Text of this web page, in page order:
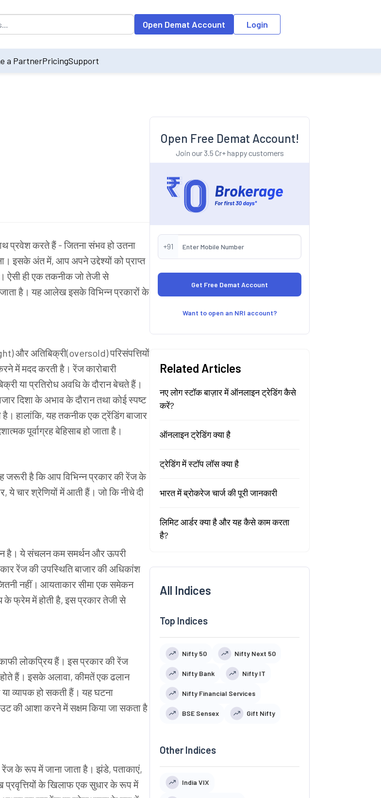
on accessing the input field. On entering data into the input field, the suggestion list will be updated as per the
Open Demat Account Login
a PartnerPricingSupport
प्रवेश करते हैं - जितना संभव हो उतना
इसके अंत में, आप अपने उद्देश्यों को प्राप्त
ऐसी ही एक तकनीक जो तेजी से
है। यह आलेख इसके विभिन्न प्रकारों के
) और अतिबिक्री(oversold) परिसंपत्तियों
में मदद करती है। रेंज कारोबारी
या प्रतिरोध अवधि के दौरान बेचते हैं।
दिशा के अभाव के दौरान तथा कोई स्पष्ट
है। हालांकि, यह तकनीक एक ट्रेंडिंग बाजार
पूर्वाग्रह बेहिसाब हो जाता है।
जरूरी है कि आप विभिन्न प्रकार की रेंज के
ये चार श्रेणियों में आती हैं। जो कि नीचे दी
है। ये संचलन कम समर्थन और ऊपरी
रेंज की उपस्थिति बाजार की अधिकांश
नहीं। आयताकार सीमा एक समेकन
फ्रेम में होती है, इस प्रकार तेजी से
लोकप्रिय हैं। इस प्रकार की रेंज
हैं। इसके अलावा, कीमतें एक ढलान
व्यापक हो सकती हैं। यह घटना
की आशा करने में सक्षम किया जा सकता है
रेंज के रूप में जाना जाता है। झंडे, पताकाएं,
प्रवृत्तियों के खिलाफ एक सुधार के रूप में
Open Free Demat Account!
Join our 3.5 Cr+ happy customers
+91
Want to open an NRI account?
Related Articles
नए लोग स्टॉक बाज़ार में ऑनलाइन ट्रेडिंग कैसे
करें?
ऑनलाइन ट्रेडिंग क्या है
ट्रेडिंग में स्टॉप लॉस क्या है
भारत में ब्रोकरेज चार्ज की पूरी जानकारी
लिमिट आर्डर क्या है और यह कैसे काम करता
है?
All Indices
Top Indices
Nifty 50 Nifty Next 50
Nifty Bank Nifty IT
Nifty Financial Services
BSE Sensex Gift Nifty
Other Indices
India VIX